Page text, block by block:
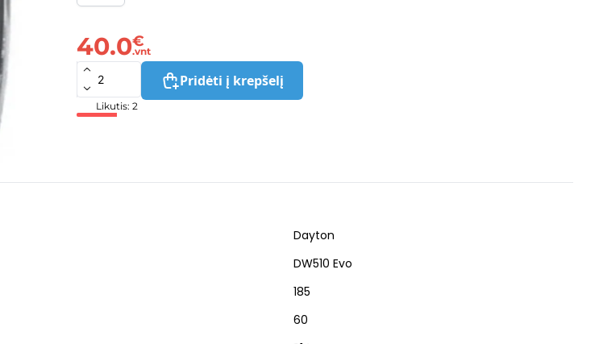
40.0€
.vnt
Pridėti į krepšelį
Likutis: 2
Dayton
DW510 Evo
185
60